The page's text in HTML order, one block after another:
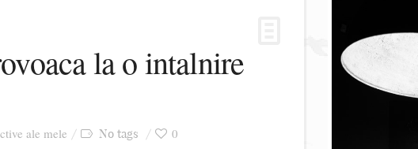
la o intalnire
ale mele No tags 0